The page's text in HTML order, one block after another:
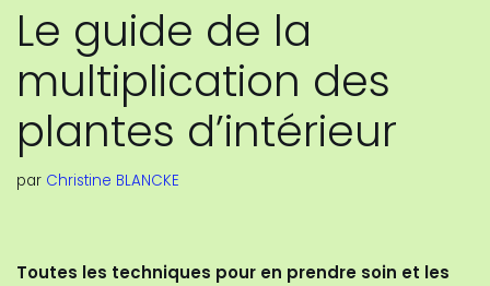
Le guide de la
multiplication des
plantes d’intérieur
par Christine BLANCKE
Toutes les techniques pour en prendre soin et les